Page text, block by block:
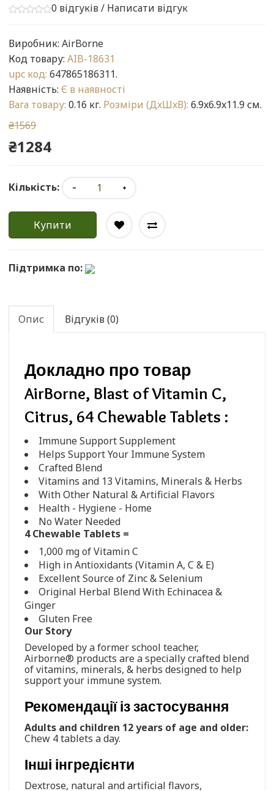
0 відгуків/ Написати відгук
Виробник: AirBorne
Код товару: AIB-18631
upc код: 647865186311.
Наявність: Є в наявності
Вага товару: 0.16 кг. Розміри (ДxШxВ): 6.9x6.9x11.9 см.
₴1569
₴1284
Кількість:
Купити
Підтримка по:
Опис Відгуків (0)
Докладно про товар
AirBorne, Blast of Vitamin C,
Citrus, 64 Chewable Tablets :
Immune Support Supplement
Helps Support Your Immune System
Crafted Blend
Vitamins and 13 Vitamins, Minerals & Herbs
With Other Natural & Artificial Flavors
Health - Hygiene - Home
No Water Needed
4 Chewable Tablets =
1,000 mg of Vitamin C
High in Antioxidants (Vitamin A, C & E)
Excellent Source of Zinc & Selenium
Original Herbal Blend With Echinacea &
Ginger
Gluten Free
Our Story
Developed by a former school teacher,
Airborne® products are a specially crafted blend
of vitamins, minerals, & herbs designed to help
support your immune system.
Рекомендації із застосування
Adults and children 12 years of age and older:
Chew 4 tablets a day.
Інші інгредієнти
Dextrose, natural and artificial flavors,